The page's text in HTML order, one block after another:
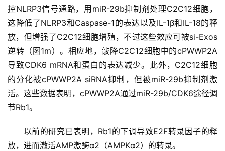
控NLRP3信号通路，用miR-29b抑制剂处理C2C12细胞，
这降低了NLRP3和Caspase-1的表达以及IL-1β和IL-18的释
放，但增强了C2C12细胞增殖，不过这些效应可被si-Exos
逆转（图1m）。相应地，敲降C2C12细胞中的cPWWP2A
导致CDK6 mRNA和蛋白的表达减少。此外，C2C12细胞
的分化被cPWWP2A siRNA抑制，但被miR-29b抑制剂激
活。这些数据表明，cPWWP2A通过miR-29b/CDK6途径调
节Rb1。
以前的研究已表明，Rb1的下调导致E2F转录因子的释
放，进而激活AMP激酶α2（AMPKα2）的转录。